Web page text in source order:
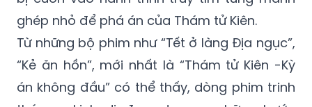
Từ những bộ phim như “Tết ở làng Địa ngục”,
“Kẻ ăn hồn”, mới nhất là “Thám tử Kiên -Kỳ
án không đầu” có thể thấy, dòng phim trinh
thám - kinh dị đang tạo ra những bước
chuyển mình cho phim cổ trang Việt Nam.